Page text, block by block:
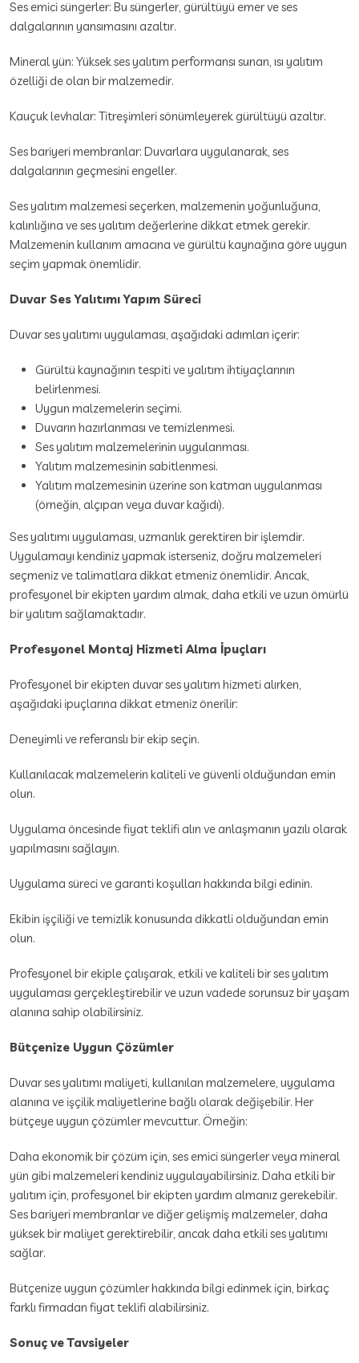
Ses emici süngerler: Bu süngerler, gürültüyü emer ve ses
dalgalarının yansımasını azaltır.
Mineral yün: Yüksek ses yalıtım performansı sunan, ısı yalıtım
özelliği de olan bir malzemedir.
Kauçuk levhalar: Titreşimleri sönümleyerek gürültüyü azaltır.
Ses bariyeri membranlar: Duvarlara uygulanarak, ses
dalgalarının geçmesini engeller.
Ses yalıtım malzemesi seçerken, malzemenin yoğunluğuna,
kalınlığına ve ses yalıtım değerlerine dikkat etmek gerekir.
Malzemenin kullanım amacına ve gürültü kaynağına göre uygun
seçim yapmak önemlidir.
Duvar Ses Yalıtımı Yapım Süreci
Duvar ses yalıtımı uygulaması, aşağıdaki adımları içerir:
Gürültü kaynağının tespiti ve yalıtım ihtiyaçlarının
belirlenmesi.
Uygun malzemelerin seçimi.
Duvarın hazırlanması ve temizlenmesi.
Ses yalıtım malzemelerinin uygulanması.
Yalıtım malzemesinin sabitlenmesi.
Yalıtım malzemesinin üzerine son katman uygulanması
(örneğin, alçıpan veya duvar kağıdı).
Ses yalıtımı uygulaması, uzmanlık gerektiren bir işlemdir.
Uygulamayı kendiniz yapmak isterseniz, doğru malzemeleri
seçmeniz ve talimatlara dikkat etmeniz önemlidir. Ancak,
profesyonel bir ekipten yardım almak, daha etkili ve uzun ömürlü
bir yalıtım sağlamaktadır.
Profesyonel Montaj Hizmeti Alma İpuçları
Profesyonel bir ekipten duvar ses yalıtım hizmeti alırken,
aşağıdaki ipuçlarına dikkat etmeniz önerilir:
Deneyimli ve referanslı bir ekip seçin.
Kullanılacak malzemelerin kaliteli ve güvenli olduğundan emin
olun.
Uygulama öncesinde fiyat teklifi alın ve anlaşmanın yazılı olarak
yapılmasını sağlayın.
Uygulama süreci ve garanti koşulları hakkında bilgi edinin.
Ekibin işçiliği ve temizlik konusunda dikkatli olduğundan emin
olun.
Profesyonel bir ekiple çalışarak, etkili ve kaliteli bir ses yalıtım
uygulaması gerçekleştirebilir ve uzun vadede sorunsuz bir yaşam
alanına sahip olabilirsiniz.
Bütçenize Uygun Çözümler
Duvar ses yalıtımı maliyeti, kullanılan malzemelere, uygulama
alanına ve işçilik maliyetlerine bağlı olarak değişebilir. Her
bütçeye uygun çözümler mevcuttur. Örneğin:
Daha ekonomik bir çözüm için, ses emici süngerler veya mineral
yün gibi malzemeleri kendiniz uygulayabilirsiniz. Daha etkili bir
yalıtım için, profesyonel bir ekipten yardım almanız gerekebilir.
Ses bariyeri membranlar ve diğer gelişmiş malzemeler, daha
yüksek bir maliyet gerektirebilir, ancak daha etkili ses yalıtımı
sağlar.
Bütçenize uygun çözümler hakkında bilgi edinmek için, birkaç
farklı firmadan fiyat teklifi alabilirsiniz.
Sonuç ve Tavsiyeler